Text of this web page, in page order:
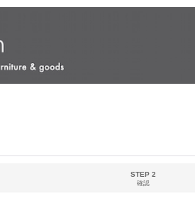
STEP 2
確認